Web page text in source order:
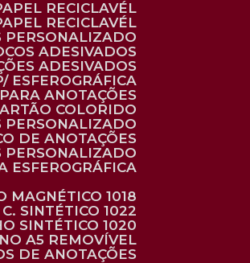
RECICLAVÉL
RECICLAVÉL
PERSONALIZADO
ADESIVADOS
ADESIVADOS
ESFEROGRÁFICA
ANOTAÇÕES
COLORIDO
PERSONALIZADO
DE ANOTAÇÕES
PERSONALIZADO
ESFEROGRÁFICA
MAGNÉTICO 1018
C. SINTÉTICO 1022
SINTÉTICO 1020
A5 REMOVÍVEL
DE ANOTAÇÕES